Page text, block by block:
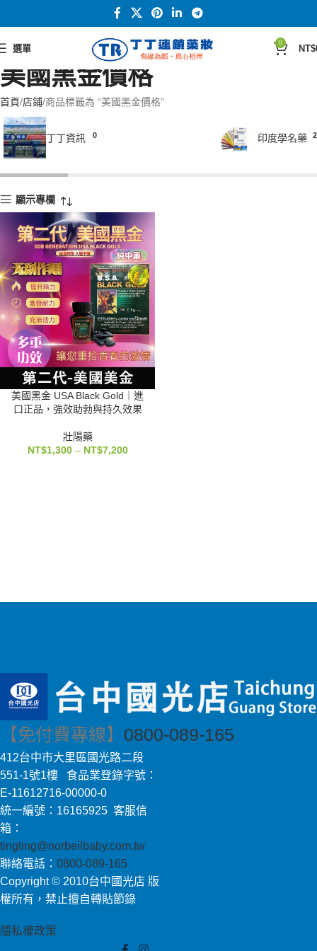
選單
0
NT$
美國黑金價格
首頁 店鋪 商品標籤為 “美國黑金價格”
丁丁資訊 0 印度學名藥
顯示專欄
美國黑金 USA Black Gold｜進
口正品，強效助勃與持久效果
壯陽藥
NT$1,300 – NT$7,200
【免付費專線】 0800-089-165
412台中市大里區國光路二段
551-1號1樓 食品業登錄字號：
E-11612716-00000-0
統一編號：16165925 客服信
箱：
tingting@norbeilbaby.com.tw
聯絡電話： 0800-089-165
Copyright © 2010台中國光店 版
權所有，禁止擅自轉貼節錄
隱私權政策